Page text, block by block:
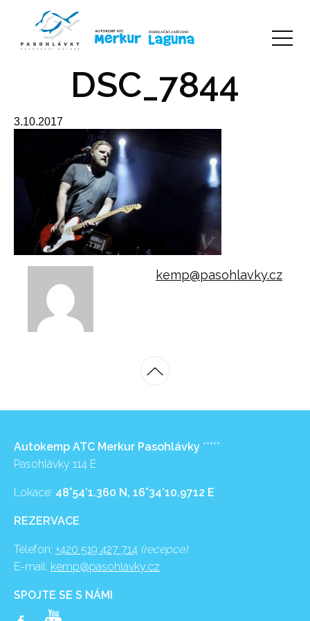
DSC_7844
3.10.2017
kemp@pasohlavky.cz
Autokemp ATC Merkur Pasohlávky *****
Pasohlávky 114 E
Lokace: 48°54’1.360 N, 16°34’10.9712 E
REZERVACE
Telefon: +420 519 427 714 (recepce)
E-mail: kemp@pasohlavky.cz
SPOJTE SE S NÁMI